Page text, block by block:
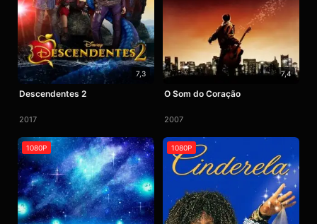
7,3
Descendentes 2
2017
7,4
O Som do Coração
2007
1080P 1080P